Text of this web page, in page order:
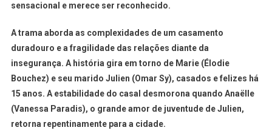
sensacional e merece ser reconhecido.
A trama aborda as complexidades de um casamento
duradouro e a fragilidade das relações diante da
insegurança. A história gira em torno de Marie (Élodie
Bouchez) e seu marido Julien (Omar Sy), casados e felizes há
15 anos. A estabilidade do casal desmorona quando Anaëlle
(Vanessa Paradis), o grande amor de juventude de Julien,
retorna repentinamente para a cidade.